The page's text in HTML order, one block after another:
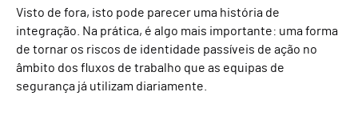
Visto de fora, isto pode parecer uma história de
integração. Na prática, é algo mais importante: uma forma
de tornar os riscos de identidade passíveis de ação no
âmbito dos fluxos de trabalho que as equipas de
segurança já utilizam diariamente.